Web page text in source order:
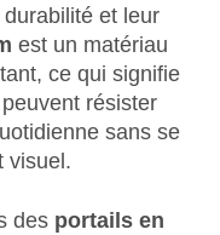
et leur
est un matériau
ce qui signifie
résister
sans se
visuel.
des portails en